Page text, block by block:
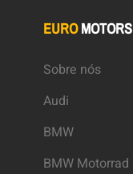
EUROMOTORS
Sobre nós
Audi
BMW
BMW Motorrad